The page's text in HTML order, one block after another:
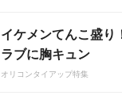
イケメンてんこ盛り
ラブに胸キュン
オリコンタイアップ特集